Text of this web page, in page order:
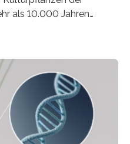
als 10.000 Jahren
Eine neue Studie eines
zeigt, dass die heutige
im
hervorgegangen
Abstammung“. Die
heute in der